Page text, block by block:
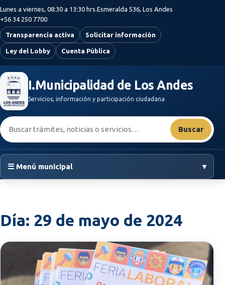
Saltar al contenido principal
Lunes a viernes, 08:30 a 13:30 hrs.Esmeralda 536, Los Andes
+56 34 250 7700
Transparencia activa Solicitar información
Ley del Lobby Cuenta Pública
I.Municipalidad de Los Andes
Servicios, información y participación ciudadana
Buscar:
Buscar
☰ Menú municipal ▾
Día: 29 de mayo de 2024